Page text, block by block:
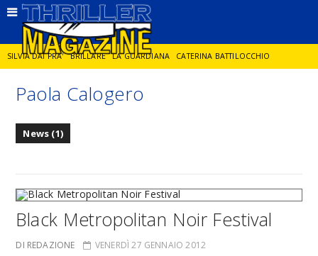
SILVIA DAI PRA' BRILLARE LA GUARDIANA CATERINA BATTILOCCHIO
JORGE DIAZ LA SPIA DELITTO IN CORNICE
Paola Calogero
News (1)
Black Metropolitan Noir Festival
DI REDAZIONE VENERDÌ 27 GENNAIO 2012